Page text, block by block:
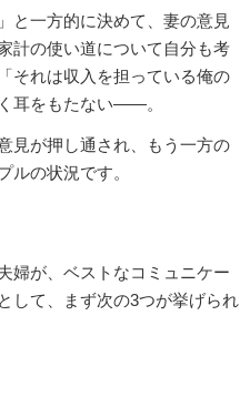
と一方的に決めて、妻の意見
計の使い道について自分も考
それは収入を担っている俺の
耳をもたない――。
見が押し通され、もう一方の
ルの状況です。
婦が、ベストなコミュニケー
して、まず次の3つが挙げられ